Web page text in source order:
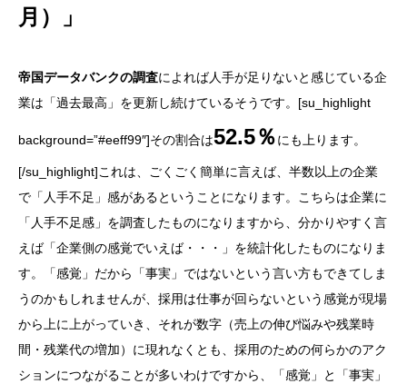
月）」
帝国データバンクの調査によれば人手が足りないと感じている企
業は「過去最高」を更新し続けているそうです。[su_highlight
background=”#eeff99″]その割合は52.5％にも上ります。
[/su_highlight]これは、ごくごく簡単に言えば、半数以上の企業
で「人手不足」感があるということになります。こちらは企業に
「人手不足感」を調査したものになりますから、分かりやすく言
えば「企業側の感覚でいえば・・・」を統計化したものになりま
す。「感覚」だから「事実」ではないという言い方もできてしま
うのかもしれませんが、採用は仕事が回らないという感覚が現場
から上に上がっていき、それが数字（売上の伸び悩みや残業時
間・残業代の増加）に現れなくとも、採用のための何らかのアク
ションにつながることが多いわけですから、「感覚」と「事実」